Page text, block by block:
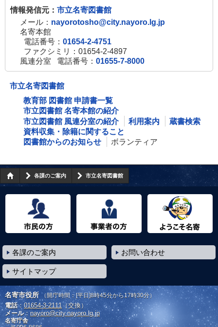
情報発信元： 市立名寄図書館
メール： nayorotosho@city.nayoro.lg.jp
名寄本館
電話番号： 01654-2-4751
ファクシミリ：01654-2-4897
風連分室
電話番号： 01655-7-8000
市立名寄図書館
教育部 図書館 申請書一覧
市立図書館 名寄本館の紹介
市立図書館 風連分室の紹介
利用案内
蔵書検索
資料収集・除籍に関すること
図書館からのお知らせ
ボランティア
各課のご案内 市立名寄図書館
各課のご案内 お問い合わせ
サイトマップ
名寄市役所 （開庁時間：[平日]8時45分から17時30分）
電話：01654-3-2111 （交換）
メール： nayoro@city.nayoro.lg.jp
名寄庁舎